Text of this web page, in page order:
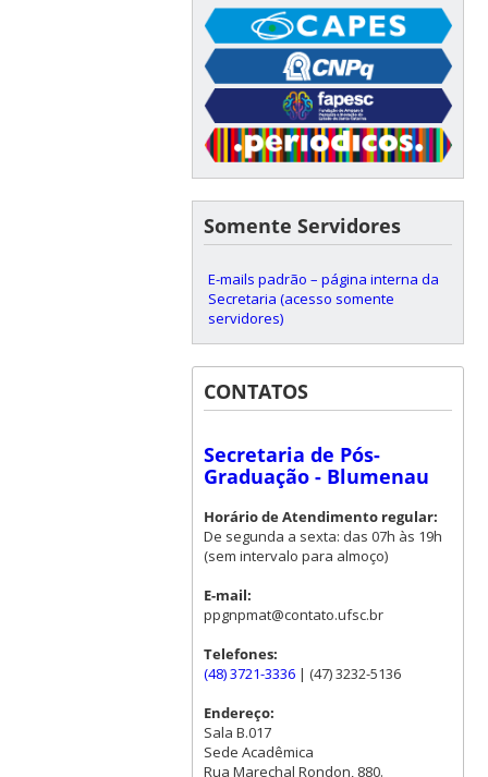
Somente Servidores
E-mails padrão – página interna da
Secretaria (acesso somente
servidores)
CONTATOS
Secretaria de Pós-
Graduação - Blumenau
Horário de Atendimento regular:
De segunda a sexta: das 07h às 19h
(sem intervalo para almoço)
E-mail:
ppgnpmat@contato.ufsc.br
Telefones:
(48) 3721-3336| (47) 3232-5136
Endereço:
Sala B.017
Sede Acadêmica
Rua Marechal Rondon, 880.